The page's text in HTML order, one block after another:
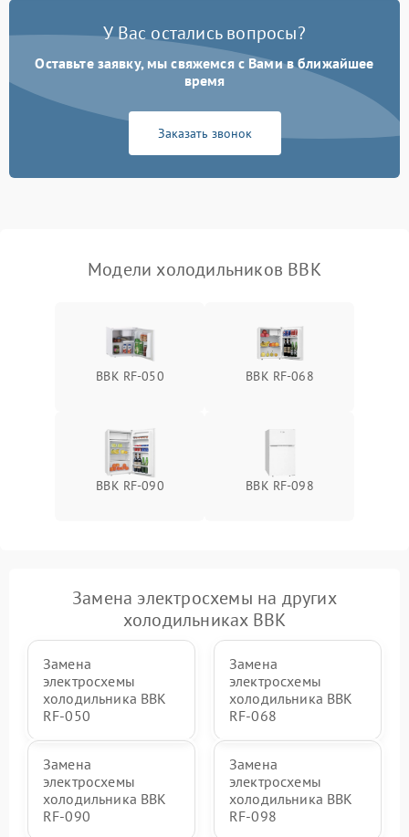
Образование конденсата
1800 ₽ Подробнее →
Сбой в работе инвертора
работе
2000 ₽ Подробнее →
У Вас остались вопросы?
Оставьте заявку, мы свяжемся с Вами в ближайшее
время
Заказать звонок
Модели холодильников BBK
BBK RF-050 BBK RF-068
BBK RF-090 BBK RF-098
Замена электросхемы на других
холодильниках BBK
Замена
электросхемы
холодильника BBK
RF-050
Замена
электросхемы
холодильника BBK
RF-068
Замена
электросхемы
холодильника BBK
RF-090
Замена
электросхемы
холодильника BBK
RF-098